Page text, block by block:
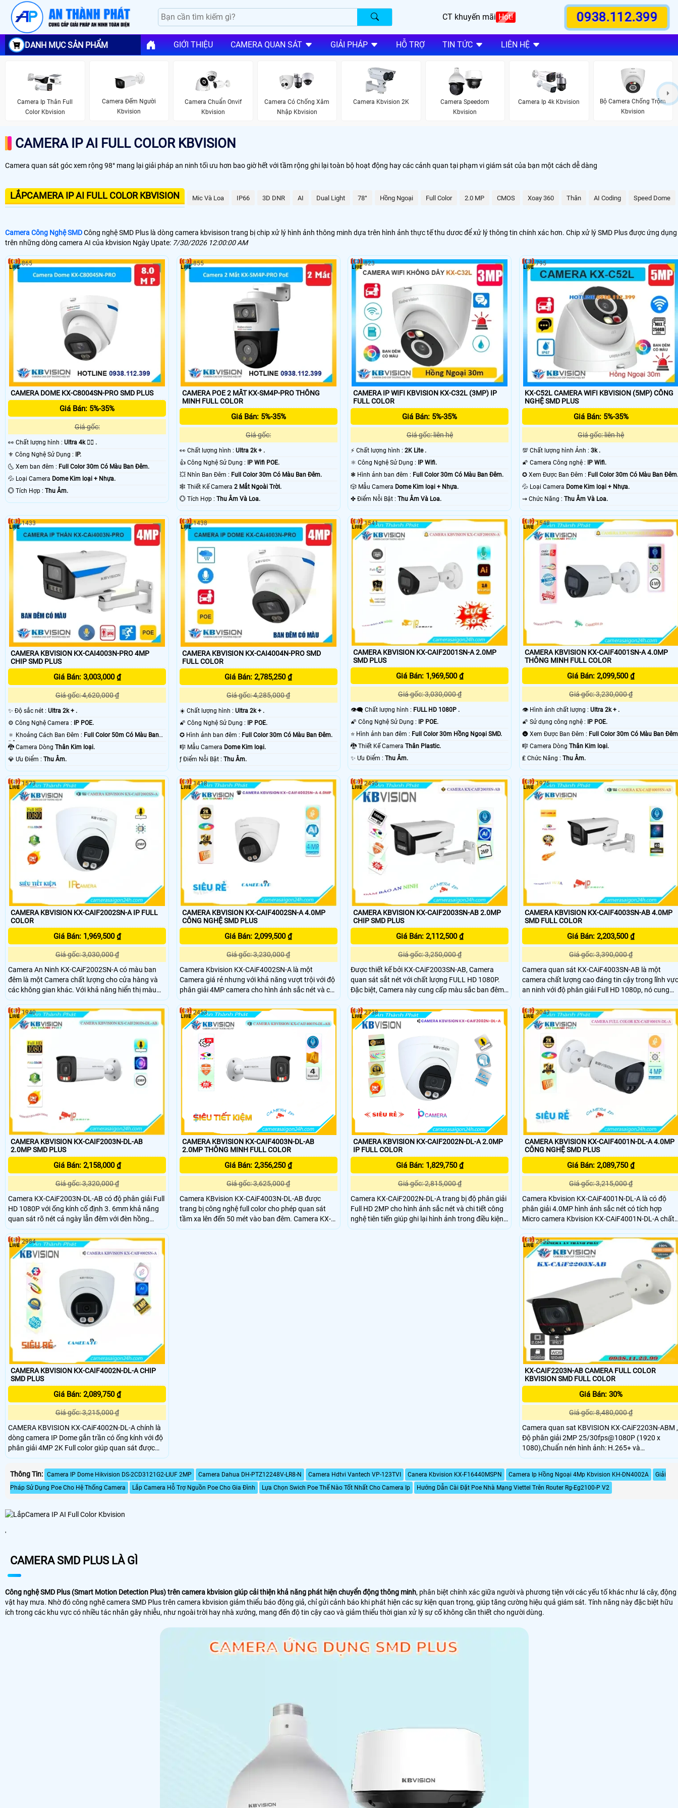
CT khuyến mãi Hot! 0938.112.399
DANH MỤC SẢN PHẨM GIỚI THIỆU CAMERA QUAN SÁT GIẢI PHÁP HỖ TRỢ TIN TỨC LIÊN HỆ
Camera Ip Thân Full
Color Kbvision
Camera Đếm Người
Kbvision
Camera Chuẩn Onvif
Kbvision
Camera Có Chống Xâm
Nhập Kbvision
Camera Kbvision 2K
Camera Speedom
Kbvision
Camera Ip 4k Kbvision
Bộ Camera Chống Trộm
Kbvision
CAMERA IP AI FULL COLOR KBVISION
Camera quan sát góc xem rộng 98° mang lại giải pháp an ninh tối ưu hơn bao giờ hết với tầm rộng ghi lại toàn bộ hoạt động hay các cảnh quan tại phạm vi giám sát của bạn một cách dễ dàng
LẮPCAMERA IP AI FULL COLOR KBVISION Mic Và Loa IP66 3D DNR AI Dual Light 78° Hồng Ngoại Full Color 2.0 MP CMOS Xoay 360 Thân AI Coding Speed Dome
Camera Công Nghệ SMDCông nghệ SMD Plus là dòng camera kbvisison trang bị chip xử lý hình ảnh thông minh dựa trên hình ảnh thực tế thu dươc để xử lý thông tin chính xác hơn. Chip xử lý SMD Plus được ứng dụng
trên những dòng camera AI của kbvision Ngày Upate: 7/30/2026 12:00:00 AM
CAMERA DOME KX-C8004SN-PRO SMD PLUS
Giá Bán: 5%-35%
Giá gốc:
️👀 Chất lượng hình : Ultra 4k 👍🏾 .
⚜️ Công Nghệ Sử Dụng :
IP.
🌜 Xem ban đêm : Full Color 30m Có Màu Ban Ðêm.
💦 Loại Camera Dome Kim loại + Nhựa.
️💮 Tích Hợp : Thu Âm.
865
CAMERA POE 2 MẮT KX-SM4P-PRO THÔNG
MINH FULL COLOR
Giá Bán: 5%-35%
Giá gốc:
️👀 Chất lượng hình : Ultra 2k + .
👍 Công Nghệ Sử Dụng :
IP Wifi POE.
💥 Nhìn Ban Đêm : Full Color 30m Có Màu Ban Ðêm.
🕸️ Thiết Kế Camera 2 Mắt Ngoài Trời.
️💮 Tích Hợp : Thu Âm Và Loa.
855
CAMERA IP WIFI KBVISION KX-C32L (3MP) IP
FULL COLOR
Giá Bán: 5%-35%
Giá gốc: liên hệ
️⚡ Chất lượng hình :2K Lite .
⚛️ Công Nghệ Sử Dụng :
IP Wifi.
❃ Hình ảnh ban đêm : Full Color 30m Có Màu Ban Ðêm.
🎲 Mẫu Camera Dome Kim loại + Nhựa.
️✤ Điểm Nỗi Bật :Thu Âm Và Loa.
823
KX-C52L CAMERA WIFI KBVISION (5MP) CÔNG
NGHỆ SMD PLUS
Giá Bán: 5%-35%
Giá gốc: liên hệ
💯 Chất lượng hình Ảnh : 3k .
🌠 Camera Công nghệ :
IP Wifi.
✪ Xem Được Ban Đêm : Full Color 30m Có Màu Ban Ðêm.
💦 Loại Camera Dome Kim loại + Nhựa.
️⇝ Chức Năng : Thu Âm Và Loa.
795
CAMERA KBVISION KX-CAI4003N-PRO 4MP
CHIP SMD PLUS
Giá Bán: 3,003,000 ₫
Giá gốc: 4,620,000 ₫
✨ Độ sắc nét : Ultra 2k + .
⚙ Công Nghệ Camera :
IP POE.
🔅 Khoảng Cách Ban Đêm : Full Color 50m Có Màu Ban
Ðêm.🐉️ Camera Dòng Thân Kim loại.
️💎 Ưu Điểm : Thu Âm.
1433
CAMERA KBVISION KX-CAI4004N-PRO SMD
FULL COLOR
Giá Bán: 2,785,250 ₫
Giá gốc: 4,285,000 ₫
☀️ Chất lượng hình : Ultra 2k + .
🌠 Công Nghệ Sử Dụng :
IP POE.
✪ Hình ảnh ban đêm : Full Color 30m Có Màu Ban Ðêm.
🎼️ Mẫu Camera Dome Kim loại.
️ƒ Điểm Nỗi Bật : Thu Âm.
1438
CAMERA KBVISION KX-CAIF2001SN-A 2.0MP
SMD PLUS
Giá Bán: 1,969,500 ₫
Giá gốc: 3,030,000 ₫
👁️‍🗨 Chất lượng hình : FULL HD 1080P .
🌠 Công Nghệ Sử Dụng :
IP POE.
⭐ Hình ảnh ban đêm : Full Color 30m Hồng Ngoại SMD.
🐉️ Thiết Kế CameraThân Plastic.
️✨ Ưu Điểm :Thu Âm.
1541
CAMERA KBVISION KX-CAIF4001SN-A 4.0MP
THÔNG MINH FULL COLOR
Giá Bán: 2,099,500 ₫
Giá gốc: 3,230,000 ₫
👁 Hình ảnh chất lượng : Ultra 2k + .
🌠 Sử dụng công nghệ :
IP POE.
🌚 Xem Được Ban Đêm : Full Color 30m Có Màu Ban
🎼️ Camera Dòng Thân Kim loại.
️₤ Chức Năng : Thu Âm.
1548
CAMERA KBVISION KX-CAIF2002SN-A IP FULL
COLOR
Giá Bán: 1,969,500 ₫
Giá gốc: 3,030,000 ₫
Camera An Ninh KX-CAiF2002SN-A có màu ban
đêm là một Camera chất lượng cho cửa hàng và
các không gian khác. Với khả năng hiển thị màu
sắc trực tiếp ban đêm và khoảng cách xem đến
30m, camera này đáp ứng nhu cầu quan sát hiệu
quả trong ánh sáng yếu
1573
CAMERA KBVISION KX-CAIF4002SN-A 4.0MP
CÔNG NGHỆ SMD PLUS
Giá Bán: 2,099,500 ₫
Giá gốc: 3,230,000 ₫
Camera Kbvision KX-CAiF4002SN-A là một
Camera giá rẻ nhưng với khả năng vượt trội với độ
phân giải 4MP camera cho hình ảnh sắc nét và chi
tiết. Thiết kế nhỏ gọn và dễ dàng lắp đặt, giúp
camera phù hợp với nhiều không gian khác nhau.
Đèn hồng ngoại thông minh cho phép quan sát
trong bóng tối tới 30m
1418
CAMERA KBVISION KX-CAIF2003SN-AB 2.0MP
CHIP SMD PLUS
Giá Bán: 2,112,500 ₫
Giá gốc: 3,250,000 ₫
Được thiết kế bởi KX-CAiF2003SN-AB, Camera
quan sát sắt nét với chất lượng FULL HD 1080P.
Đặc biệt, Camera này cung cấp màu sắc ban đêm
với độ rõ nét đến 50m. Được thiết kế đáp ứng yêu
cầu lắp đặt trong nhà xưởng, Camera có thân kim
loại chắc chắn. Công nghệ IP POE giúp kết nối dễ
dàng và thuận tiện
2495
CAMERA KBVISION KX-CAIF4003SN-AB 4.0MP
SMD FULL COLOR
Giá Bán: 2,203,500 ₫
Giá gốc: 3,390,000 ₫
Camera quan sát KX-CAiF4003SN-AB là một
camera chất lượng cao đáng tin cậy trong lĩnh vực
an ninh với độ phân giải Full HD 1080p, nó cung
cấp hình ảnh sắc nét và chất lượng cao đảm bảo
giám sát tốt nhất. Camera Kbvision KX-
CAiF4003SN-AB 4
1975
CAMERA KBVISION KX-CAIF2003N-DL-AB
2.0MP SMD PLUS
Giá Bán: 2,158,000 ₫
Giá gốc: 3,320,000 ₫
Camera KX-CAiF2003N-DL-AB có độ phân giải Full
HD 1080P với ống kính cố định 3. 6mm khả năng
quan sát rõ nét cả ngày lẫn đêm với đèn hồng
ngoại thông minh có tầm quan sát lên đến 35m.
1940
CAMERA KBVISION KX-CAIF4003N-DL-AB
2.0MP THÔNG MINH FULL COLOR
Giá Bán: 2,356,250 ₫
Giá gốc: 3,625,000 ₫
Camera KBvision KX-CAiF4003N-DL-AB được
trang bị công nghệ full color cho phép quan sát
tầm xa lên đến 50 mét vào ban đêm. Camera KX-
CAiF4003N-DL-AB hỗ trợ các tính năng thông
2453
CAMERA KBVISION KX-CAIF2002N-DL-A 2.0MP
IP FULL COLOR
Giá Bán: 1,829,750 ₫
Giá gốc: 2,815,000 ₫
Camera KX-CAiF2002N-DL-A trang bị độ phân giải
Full HD 2MP cho hình ảnh sắc nét và chi tiết công
nghệ tiên tiến giúp ghi lại hình ảnh trong điều kiện
ánh sáng yếu, đảm bảo không bỏ lỡ bất kỳ khoảnh
2738
CAMERA KBVISION KX-CAIF4001N-DL-A 4.0MP
CÔNG NGHỆ SMD PLUS
Giá Bán: 2,089,750 ₫
Giá gốc: 3,215,000 ₫
Camera Kbvision KX-CAiF4001N-DL-A là có độ
phân giải 4.0MP hình ảnh sắc nét có tích hợp
Micro camera Kbvision KX-CAiF4001N-DL-A chất
lượng cao chống ngược sáng DWDR tích hợp đèn
LED trợ sáng với khoảng cách 30m camera hỗ trợ
tiêu chuẩn IP67 có thể lắp đặt camera cả trong
nhà lẫn ngoài trời
3043
CAMERA KBVISION KX-CAIF4002N-DL-A CHIP
SMD PLUS
Giá Bán: 2,089,750 ₫
Giá gốc: 3,215,000 ₫
CAMERA KBVISION KX-CAiF4002N-DL-A chính là
dòng camera IP Dome gắn trần có ống kính với độ
phân giải 4MP 2K Full color giúp quan sát được
hình ảnh rõ ràng và chất lượng. CAMERA
KBVISION KX-CAiF4002N-DL-A hỗ trợ tiêu chuẩn
IP67, có thể lắp đặt Camera cả trong nhà lẫn ngoài
trời
2984
KX-CAIF2203N-AB CAMERA FULL COLOR
KBVISION SMD FULL COLOR
Giá Bán: 30%
Giá gốc: 8,480,000 ₫
Camera quan sat KBVISION KX-CAiF2203N-ABM ,
Độ phân giải 2MP 25/30fps@1080P (1920 x
1080),Chuẩn nén hình ảnh: H.265+ và
H.264+,Công nghệ Full-Color với độ nhạy sáng
0.0015 Lux@F1
2855
Thông Tin: Camera IP Dome Hikvision DS-2CD3121G2-LIUF 2MP Camera Dahua DH-PTZ12248V-LR8-N Camera Hdtvi Vantech VP-123TVI Canera Kbvision KX-F16440MSPN Camera Ip Hồng Ngoại 4Mp Kbvision KH-DN4002A
Giải
Pháp Sử Dụng Poe Cho Hệ Thống Camera
Lắp Camera Hỗ Trợ Nguồn Poe Cho Gia Đình Lựa Chọn Swich Poe Thế Nào Tốt Nhất Cho Camera Ip Hướng Dẫn Cài Đặt Poe Nhà Mạng Viettel Trên Router Rg-Eg2100-P V2
'
CAMERA SMD PLUS LÀ GÌ
Công nghệ SMD Plus (Smart Motion Detection Plus) trên camera kbvision giúp cải thiện khả năng phát hiện chuyển động thông minh, phân biệt chính xác giữa người và phương tiện với các yếu tố khác như lá cây, động
vật hay mưa. Nhờ đó công nghê camera SMD Plus trên camera kbvision giảm thiểu báo động giả, chỉ gửi cảnh báo khi phát hiện các sự kiện quan trọng, giúp tăng cường hiệu quả giám sát. Tính năng này đặc biệt hữu
ích trong các khu vực có nhiều tác nhân gây nhiễu, như ngoài trời hay nhà xưởng, mang đến độ tin cậy cao và giảm thiểu thời gian xử lý sự cố không cần thiết cho người dùng.